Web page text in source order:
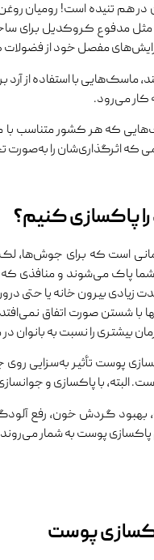
در هم تنیده است! رومیان
مدفوع کروکدیل برای
مفصل خود از
ماسک‌هایی با استفاده از
کار می‌رود.
که هر کشور متناسب
که اثرگذاری‌شان را به‌صورت
پاکسازی کنیم؟
است که برای جوش‌ها،
پاک می‌شوند و منافذی
بیرون خانه یا حتی
با شستن صورت اتفاق
زمان بیشتری را نسبت به
پوست تأثیر به‌سزایی
البته، با پاکسازی و
بهبود گردش خون، رفع
پاکسازی پوست به شمار
پوست